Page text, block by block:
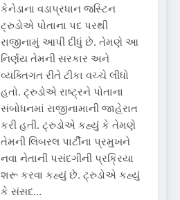
કેનેડાના વડાપ્રધાન જસ્ટિન
ટ્રુડોએ પોતાના પદ પરથી
રાજીનામું આપી દીધું છે. તેમણે આ
નિર્ણય તેમની સરકાર અને
વ્યક્તિગત રીતે ટીકા વચ્ચે લીધો
હતો. ટ્રુડોએ રાષ્ટ્રને પોતાના
સંબોધનમાં રાજીનામાની જાહેરાત
કરી હતી. ટ્રુડોએ કહ્યું કે તેમણે
તેમની લિબરલ પાર્ટીના પ્રમુખને
નવા નેતાની પસંદગીની પ્રક્રિયા
શરૂ કરવા કહ્યું છે. ટ્રુડોએ કહ્યું
કે સંસદ…